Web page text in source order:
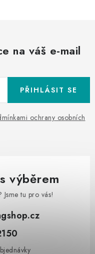
na váš e-mail
ochrany osobních
PŘIHLÁSIT SE
výběrem
tu pro vás!